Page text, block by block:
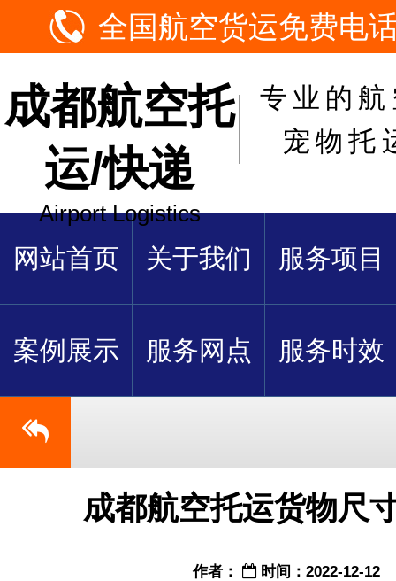
全国航空货运免费电
成都航空托
运/快递
Airport Logistics
专业的
宠物托
网站首页 关于我们 服务项目
案例展示 服务网点 服务时效
成都航空托运货物尺
作者： 时间：2022-12-12